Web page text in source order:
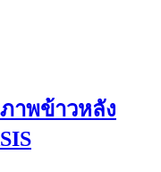
าพข้าวหลัง